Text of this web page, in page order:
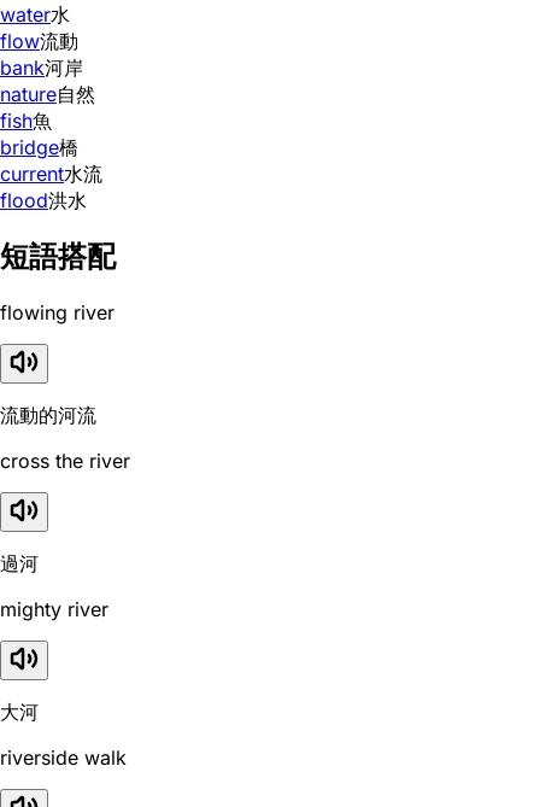
water水
flow流動
bank河岸
nature自然
fish魚
bridge橋
current水流
flood洪水
短語搭配
flowing river
流動的河流
cross the river
過河
mighty river
大河
riverside walk